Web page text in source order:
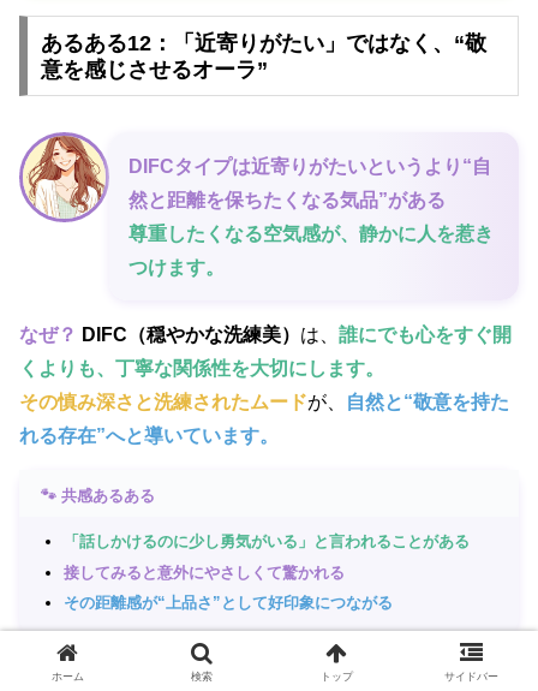
あるある12：「近寄りがたい」ではなく、“敬
意を感じさせるオーラ”
DIFCタイプは近寄りがたいというより“自
然と距離を保ちたくなる気品”がある
尊重したくなる空気感が、静かに人を惹き
つけます。
なぜ？ DIFC（穏やかな洗練美） は、 誰にでも心をすぐ開
くよりも、丁寧な関係性を大切にします。
その慎み深さと洗練されたムードが、
自然と“敬意を持た
れる存在”へと導いています。
🐾 共感あるある
「話しかけるのに少し勇気がいる」と言われることがある
接してみると意外にやさしくて驚かれる
その距離感が“上品さ”として好印象につながる
キャラクターコード診断の相性早見表｜雰囲気タ
ホーム 検索 トップ サイドバー